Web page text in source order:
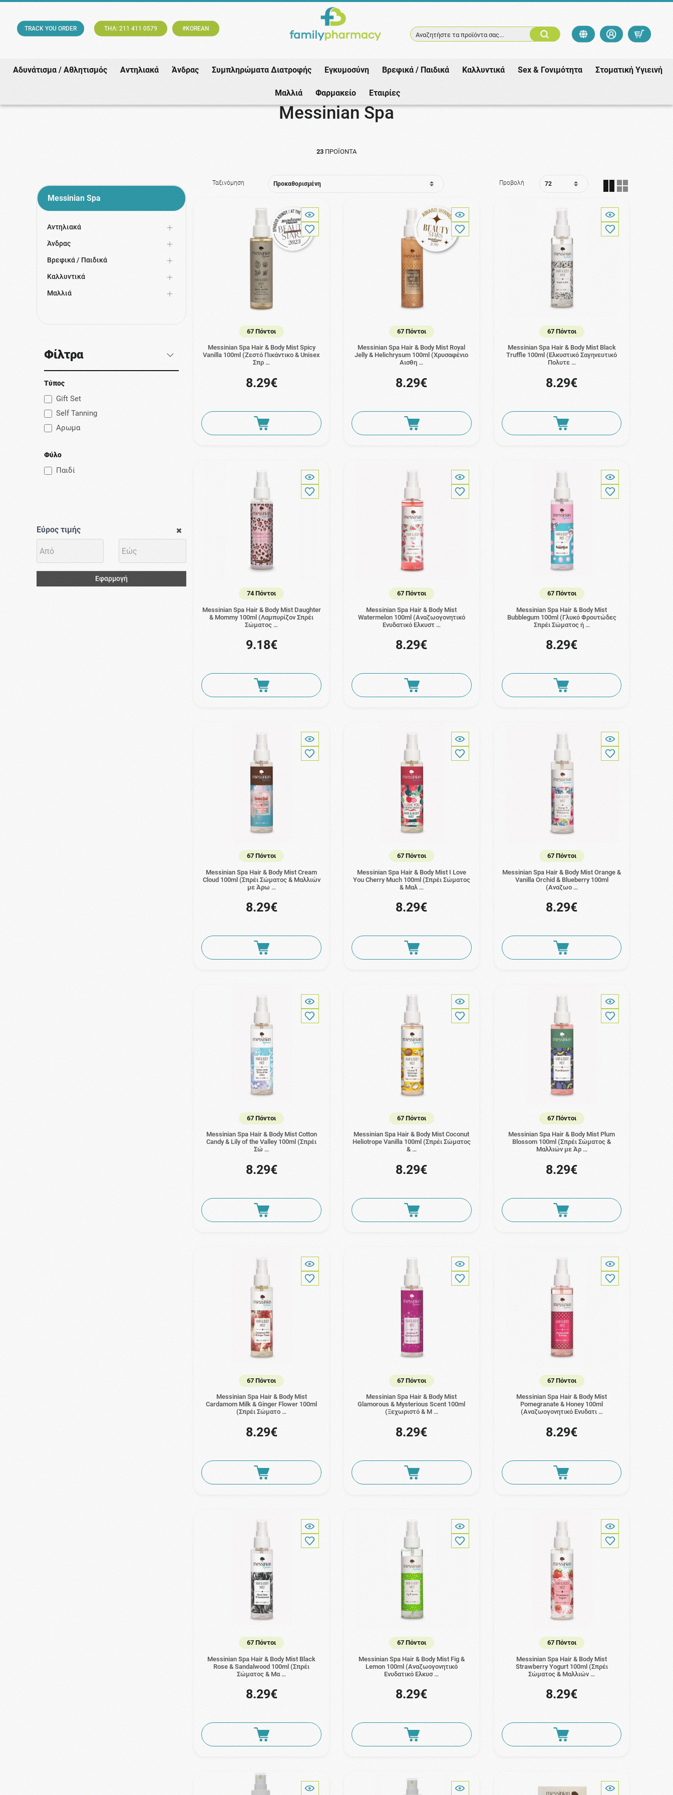
TRACK YOU ORDER ΤΗΛ: 211 411 0579 #KOREAN
Αναζητήστε τα προϊόντα σας...
Αδυνάτισμα / Αθλητισμός Αντηλιακά Άνδρας Συμπληρώματα Διατροφής Εγκυμοσύνη Βρεφικά / Παιδικά Καλλυντικά Sex & Γονιμότητα Στοματική Υγιεινή
Μαλλιά Φαρμακείο Εταιρίες
Αρχική Εταιρίες / Messinian Spa
Messinian Spa
23 ΠΡΟΪΌΝΤΑ
Messinian Spa
Αντηλιακά
Άνδρας
Βρεφικά / Παιδικά
Καλλυντικά
Μαλλιά
Φίλτρα
Τύπος
Gift Set
Self Tanning
Αρωμα
Φύλο
Παιδί
Εύρος τιμής
Εφαρμογή
Ταξινόμηση Προβολή
67 Πόντοι
Messinian Spa Hair & Body Mist Spicy
Vanilla 100ml (Ζεστό Πικάντικο & Unisex
Σπρ …
8.29€
67 Πόντοι
Messinian Spa Hair & Body Mist Royal
Jelly & Helichrysum 100ml (Χρυσαφένιο
Αισθη …
8.29€
67 Πόντοι
Messinian Spa Hair & Body Mist Black
Truffle 100ml (Ελκυστικό Σαγηνευτικό
Πολυτε …
8.29€
74 Πόντοι
Messinian Spa Hair & Body Mist Daughter
& Mommy 100ml (Λαμπυρίζον Σπρέι
Σώματος …
9.18€
67 Πόντοι
Messinian Spa Hair & Body Mist
Watermelon 100ml (Αναζωογονητικό
Ενυδατικό Ελκυστ …
8.29€
67 Πόντοι
Messinian Spa Hair & Body Mist
Bubblegum 100ml (Γλυκό Φρουτώδες
Σπρέι Σώματος ή …
8.29€
67 Πόντοι
Messinian Spa Hair & Body Mist Cream
Cloud 100ml (Σπρέι Σώματος & Μαλλιών
με Άρω …
8.29€
67 Πόντοι
Messinian Spa Hair & Body Mist I Love
You Cherry Much 100ml (Σπρέι Σώματος
& Μαλ …
8.29€
67 Πόντοι
Messinian Spa Hair & Body Mist Orange &
Vanilla Orchid & Blueberry 100ml
(Αναζωο …
8.29€
67 Πόντοι
Messinian Spa Hair & Body Mist Cotton
Candy & Lily of the Valley 100ml (Σπρέι
Σώ …
8.29€
67 Πόντοι
Messinian Spa Hair & Body Mist Coconut
Heliotrope Vanilla 100ml (Σπρέι Σώματος
& …
8.29€
67 Πόντοι
Messinian Spa Hair & Body Mist Plum
Blossom 100ml (Σπρέι Σώματος &
Μαλλιών με Άρ …
8.29€
67 Πόντοι
Messinian Spa Hair & Body Mist
Cardamom Milk & Ginger Flower 100ml
(Σπρέι Σώματο …
8.29€
67 Πόντοι
Messinian Spa Hair & Body Mist
Glamorous & Mysterious Scent 100ml
(Ξεχωριστό & Μ …
8.29€
67 Πόντοι
Messinian Spa Hair & Body Mist
Pomegranate & Honey 100ml
(Αναζωογονητικό Ενυδατι …
8.29€
67 Πόντοι
Messinian Spa Hair & Body Mist Black
Rose & Sandalwood 100ml (Σπρέι
Σώματος & Μα …
8.29€
67 Πόντοι
Messinian Spa Hair & Body Mist Fig &
Lemon 100ml (Αναζωογονητικό
Ενυδατικό Ελκυσ …
8.29€
67 Πόντοι
Messinian Spa Hair & Body Mist
Strawberry Yogurt 100ml (Σπρέι
Σώματος & Μαλλιών …
8.29€